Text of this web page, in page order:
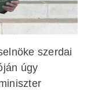
szerdai
úgy